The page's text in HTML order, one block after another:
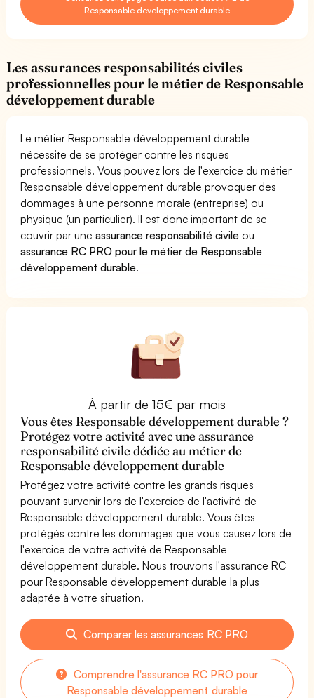
Responsable développement durable
Les assurances responsabilités civiles
professionnelles pour le métier de Responsable
développement durable
Le métier Responsable développement durable
nécessite de se protéger contre les risques
professionnels. Vous pouvez lors de l'exercice du métier
Responsable développement durable provoquer des
dommages à une personne morale (entreprise) ou
physique (un particulier). Il est donc important de se
couvrir par uneassurance responsabilité civile ou
assurance RC PRO pour le métier de Responsable
développement durable.
À partir de 15€ par mois
Vous êtes Responsable développement durable ?
Protégez votre activité avec une assurance
responsabilité civile dédiée au métier de
Responsable développement durable
Protégez votre activité contre les grands risques
pouvant survenir lors de l'exercice de l'activité de
Responsable développement durable. Vous êtes
protégés contre les dommages que vous causez lors de
l'exercice de votre activité de Responsable
développement durable. Nous trouvons l'assurance RC
pour Responsable développement durable la plus
adaptée à votre situation.
Comparer les assurances RC PRO
Comprendre l'assurance RC PRO pour
Responsable développement durable